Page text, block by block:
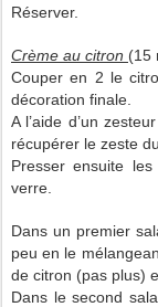
Réserver.
Crème au citron (15
Couper en 2 le
décoration finale.
A l’aide d’un
récupérer le zeste
Presser ensuite
verre.
Dans un premier
peu en le
de citron (pas plus)
Dans le second